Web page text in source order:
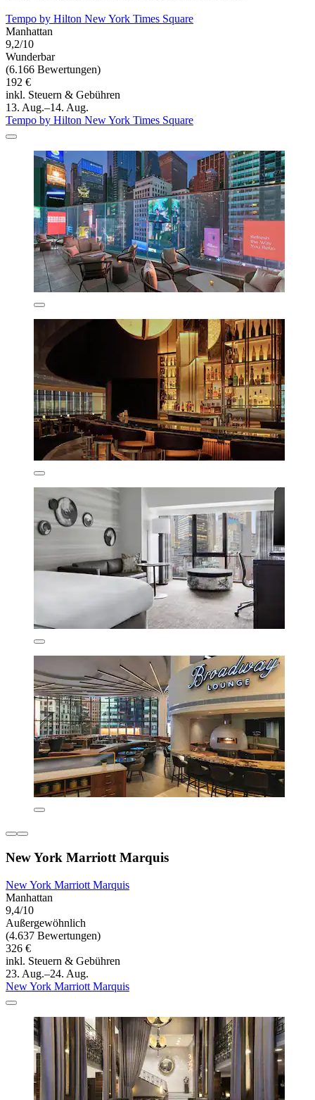
Tempo by Hilton New York Times Square
Manhattan
9,2/10
Wunderbar
(6.166 Bewertungen)
192 €
inkl. Steuern & Gebühren
13. Aug.–14. Aug.
Tempo by Hilton New York Times Square
New York Marriott Marquis
New York Marriott Marquis
Manhattan
9,4/10
Außergewöhnlich
(4.637 Bewertungen)
326 €
inkl. Steuern & Gebühren
23. Aug.–24. Aug.
New York Marriott Marquis